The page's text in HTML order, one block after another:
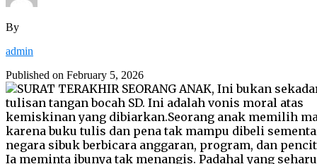
By
admin
Published on February 5, 2026